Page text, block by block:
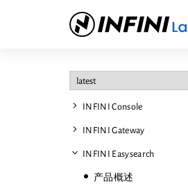
INFINI Console
INFINI Gateway
INFINI Easysearch
产品概述